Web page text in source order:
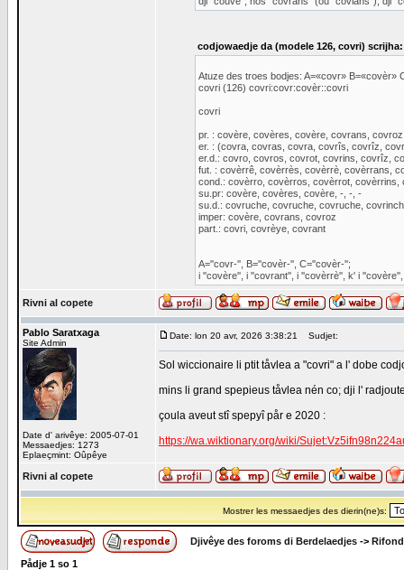
codjowaedje da (modele 126, covri) scrijha:
Atuze des troes bodjes: A=«covr» B=«covèr»
covri (126) covri:covr:covèr::covri
covri
pr. : covère, covères, covère, covrans,
er. : (covra, covras, covra, covrîs, covrîz,
er.d.: covro, covros, covrot, covrins, covrîz,
fut. : covèrrê, covèrrès, covèrrè, covèrrans,
cond.: covèrro, covèrros, covèrrot, covèrrins,
su.pr: covère, covères, covère, -, -, -
su.d.: covruche, covruche, covruche,
imper: covère, covrans, covroz
part.: covri, covrèye, covrant
A=''covr-'', B=''covèr-'', C=''covèr-'';
i ''covère'', i ''covrant'', i ''covèrrè'', k' i
Rivni al copete
Pablo Saratxaga
Site Admin
Date d' arivêye: 2005-07-01
Messaedjes: 1273
Eplaeçmint: Oûpêye
Date: lon 20 avr, 2026 3:38:21 Sudjet:
Sol wiccionaire li ptit tåvlea a "covri" a l' dobe
mins li grand spepieus tåvlea nén co; dji l'
çoula aveut stî spepyî pår e 2020 :
https://wa.wiktionary.org/wiki/
Rivni al copete
Mostrer les messaedjes des dierin(ne)s:
Djivêye des foroms di Berdelaedjes ->
Pådje 1 so 1